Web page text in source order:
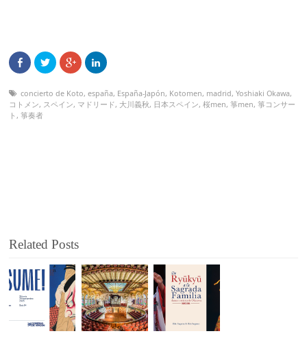
concierto de Koto,españa, España-Japón, Kotomen, madrid,Yoshiaki Okawa,
コトメン, スペイン, マドリード, 大川義秋, 日本スペイン,桜men,箏men,箏コンサー
ト ,箏奏者
Related Posts